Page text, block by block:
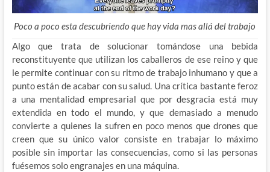
Poco a poco esta descubriendo que hay vida mas allá del trabajo
Algo que trata de solucionar tomándose una bebida
reconstituyente que utilizan los caballeros de ese reino y que
le permite continuar con su ritmo de trabajo inhumano y que a
punto están de acabar con su salud. Una crítica bastante feroz
a una mentalidad empresarial que por desgracia está muy
extendida en todo el mundo, y que demasiado a menudo
convierte a quienes la sufren en poco menos que drones que
creen que su único valor consiste en trabajar lo máximo
posible sin importar las consecuencias, como si las personas
fuésemos solo engranajes en una máquina.